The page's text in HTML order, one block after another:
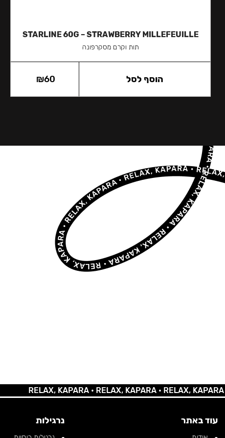
STARLINE 60G – STRAWBERRY MILLEFEUILLE
תות וקרם מסקרפונה
₪60 הוסף לסל
RELAX, KAPARA •RELAX, KAPARA •RELAX, KAPARA •
עוד באתר נרגילות